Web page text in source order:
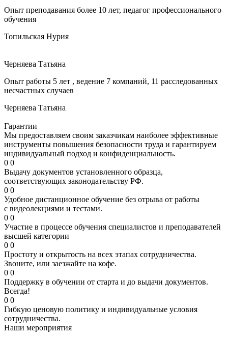
Опыт преподавания более 10 лет, педагог профессионального
обучения
Топильская Нурия
Черняева Татьяна
Опыт работы 5 лет , ведение 7 компаний, 11 расследованных
несчастных случаев
Черняева Татьяна
Гарантии
Мы предоставляем своим заказчикам наиболее эффективные
инструменты повышения безопасности труда и гарантируем
индивидуальный подход и конфиденциальность.
0 0
Выдачу документов установленного образца,
соответствующих законодательству РФ.
0 0
Удобное дистанционное обучение без отрыва от работы
с видеолекциями и тестами.
0 0
Участие в процессе обучения специалистов и преподавателей
высшей категории
0 0
Простоту и открытость на всех этапах сотрудничества.
Звоните, или заезжайте на кофе.
0 0
Поддержку в обучении от старта и до выдачи документов.
Всегда!
0 0
Гибкую ценовую политику и индивидуальные условия
сотрудничества.
Наши мероприятия